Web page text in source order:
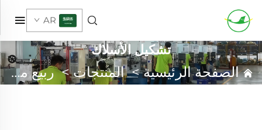
AR
تشكيل الأسلاك
الصفحة الرئيسية>المنتجات>ربيع مخصص